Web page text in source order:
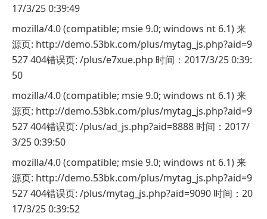
17/3/25 0:39:49
mozilla/4.0 (compatible; msie 9.0; windows nt 6.1) 来
源页: http://demo.53bk.com/plus/mytag_js.php?aid=9
527 404错误页: /plus/e7xue.php 时间：2017/3/25 0:39:
50
mozilla/4.0 (compatible; msie 9.0; windows nt 6.1) 来
源页: http://demo.53bk.com/plus/mytag_js.php?aid=9
527 404错误页: /plus/ad_js.php?aid=8888 时间：2017/
3/25 0:39:50
mozilla/4.0 (compatible; msie 9.0; windows nt 6.1) 来
源页: http://demo.53bk.com/plus/mytag_js.php?aid=9
527 404错误页: /plus/mytag_js.php?aid=9090 时间：20
17/3/25 0:39:52